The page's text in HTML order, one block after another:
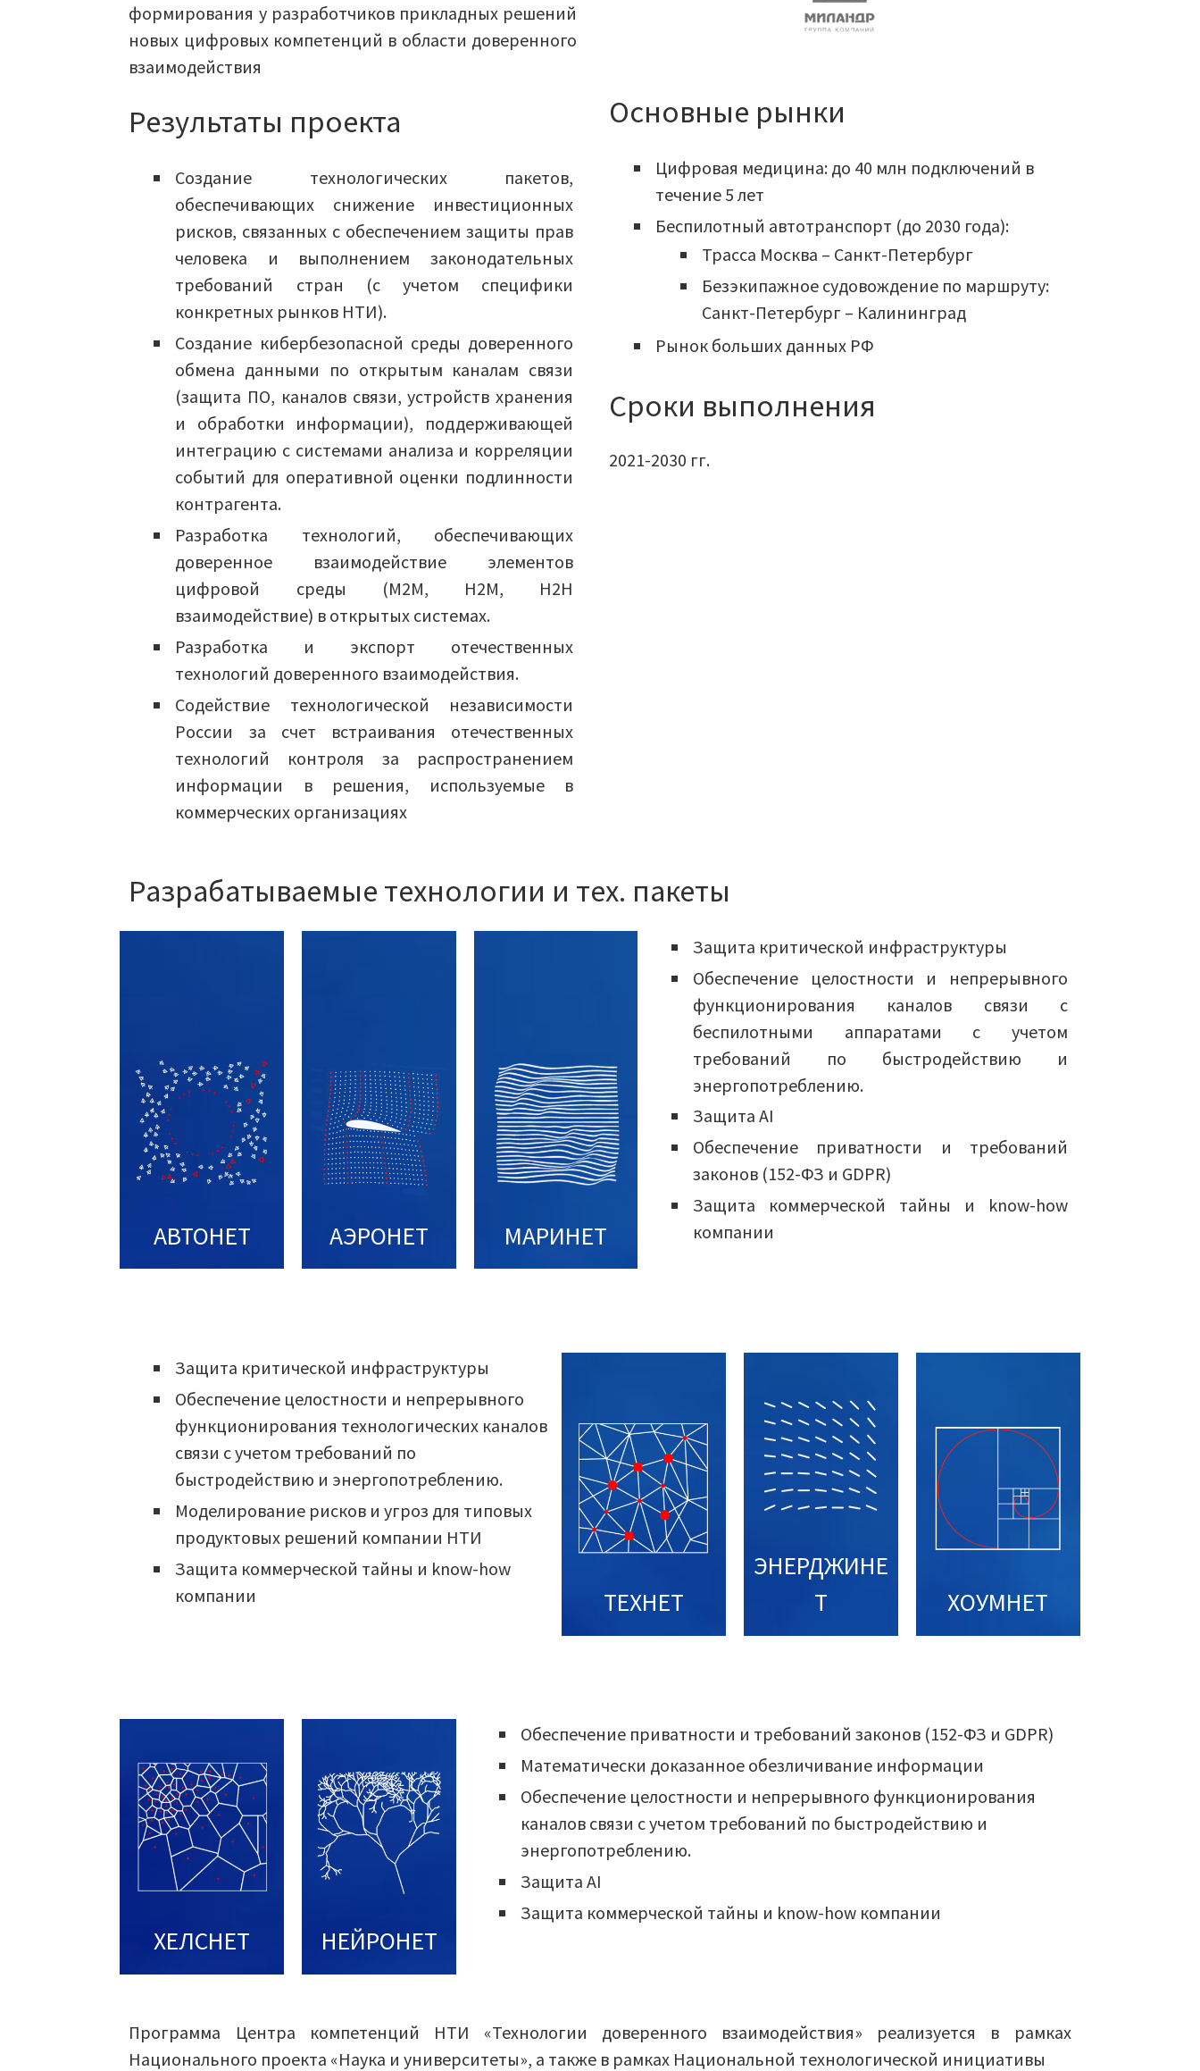
формирования у разработчиков прикладных решений
новых цифровых компетенций в области доверенного
взаимодействия
Результаты проекта
Создание технологических пакетов,
обеспечивающих снижение инвестиционных
рисков, связанных с обеспечением защиты прав
человека и выполнением законодательных
требований стран (с учетом специфики
конкретных рынков НТИ).
Создание кибербезопасной среды доверенного
обмена данными по открытым каналам связи
(защита ПО, каналов связи, устройств хранения
и обработки информации), поддерживающей
интеграцию с системами анализа и корреляции
событий для оперативной оценки подлинности
контрагента.
Разработка технологий, обеспечивающих
доверенное взаимодействие элементов
цифровой среды (M2M, H2M, H2H
взаимодействие) в открытых системах.
Разработка и экспорт отечественных
технологий доверенного взаимодействия.
Содействие технологической независимости
России за счет встраивания отечественных
технологий контроля за распространением
информации в решения, используемые в
коммерческих организациях
Основные рынки
Цифровая медицина: до 40 млн подключений в
течение 5 лет
Беспилотный автотранспорт (до 2030 года):
Трасса Москва – Санкт-Петербург
Безэкипажное судовождение по маршруту:
Санкт-Петербург – Калининград
Рынок больших данных РФ
Сроки выполнения
2021-2030 гг.
Разрабатываемые технологии и тех. пакеты
АВТОНЕТ АЭРОНЕТ МАРИНЕТ
Защита критической инфраструктуры
Обеспечение целостности и непрерывного
функционирования каналов связи с
беспилотными аппаратами с учетом
требований по быстродействию и
энергопотреблению.
Защита AI
Обеспечение приватности и требований
законов (152-ФЗ и GDPR)
Защита коммерческой тайны и know-how
компании
Защита критической инфраструктуры
Обеспечение целостности и непрерывного
функционирования технологических каналов
связи с учетом требований по
быстродействию и энергопотреблению.
Моделирование рисков и угроз для типовых
продуктовых решений компании НТИ
Защита коммерческой тайны и know-how
компании
ТЕХНЕТ
ЭНЕРДЖИНЕ
Т
ХОУМНЕТ
ХЕЛСНЕТ НЕЙРОНЕТ
Обеспечение приватности и требований законов (152-ФЗ и GDPR)
Математически доказанное обезличивание информации
Обеспечение целостности и непрерывного функционирования
каналов связи с учетом требований по быстродействию и
энергопотреблению.
Защита AI
Защита коммерческой тайны и know-how компании
Программа Центра компетенций НТИ «Технологии доверенного взаимодействия» реализуется в рамках
Национального проекта «Наука и университеты», а также в рамках Национальной технологической инициативы